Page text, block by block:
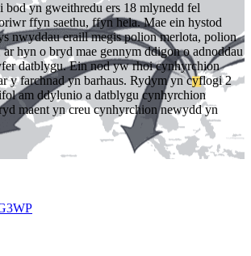
bod yn gweithredu ers 18 mlynedd fel
ffyn saethu, ffyn hela. Mae ein hystod
nwyddau eraill megis polion merlota, polion
hyn o bryd mae gennym ddigon o adnoddau
datblygu. Ein nod yw rhoi cynhyrchion
y farchnad yn barhaus. Rydym yn cyflogi 2
am ddylunio a datblygu cynhyrchion
maent yn creu cynhyrchion newydd yn